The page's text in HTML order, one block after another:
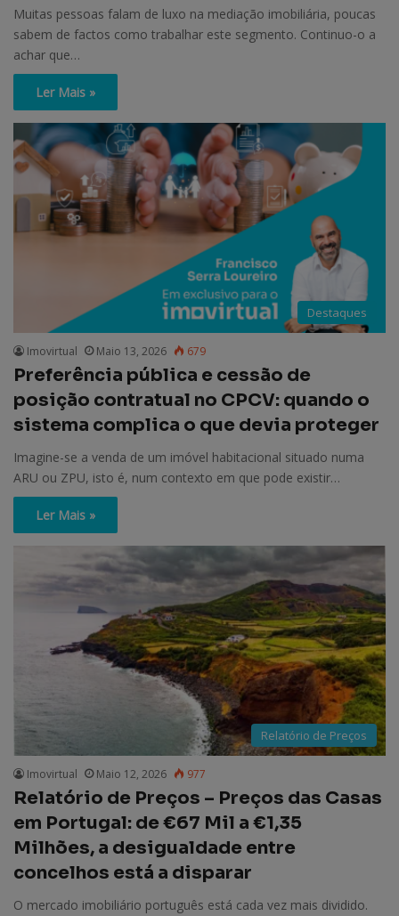
Muitas pessoas falam de luxo na mediação imobiliária, poucas
sabem de factos como trabalhar este segmento. Continuo-o a
achar que…
Ler Mais »
Destaques
Imovirtual Maio 13, 2026 679
Preferência pública e cessão de
posição contratual no CPCV: quando o
sistema complica o que devia proteger
Imagine-se a venda de um imóvel habitacional situado numa
ARU ou ZPU, isto é, num contexto em que pode existir…
Ler Mais »
Relatório de Preços
Imovirtual Maio 12, 2026 977
Relatório de Preços – Preços das Casas
em Portugal: de €67 Mil a €1,35
Milhões, a desigualdade entre
concelhos está a disparar
O mercado imobiliário português está cada vez mais dividido.